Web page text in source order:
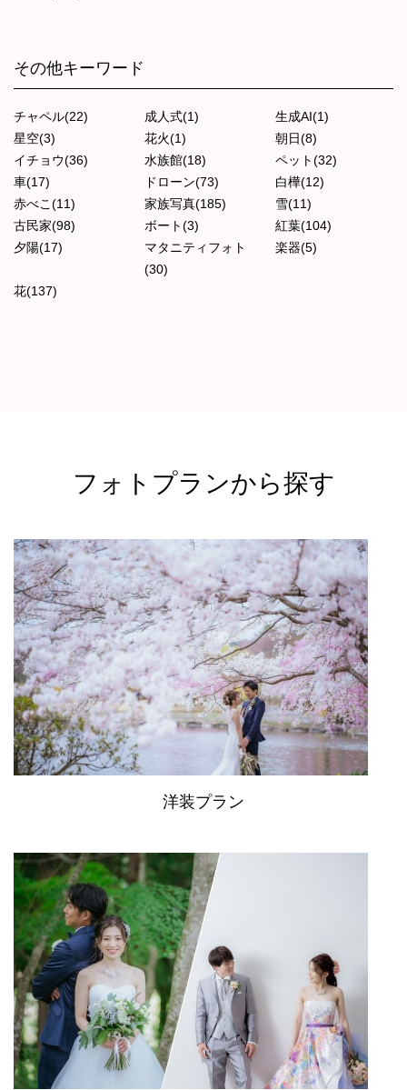
その他キーワード
チャペル(22) 成人式(1)
生成AI(1)
星空(3)
花火(1)
朝日(8)
イチョウ(36)
水族館(18)
ペット(32)
車(17)
ドローン(73)
白樺(12)
赤べこ(11)
家族写真(185)
雪(11)
古民家(98)
ボート(3)
紅葉(104)
夕陽(17)
マタニティフォト
(30)
楽器(5)
花(137)
フォトプランから探す
洋装プラン